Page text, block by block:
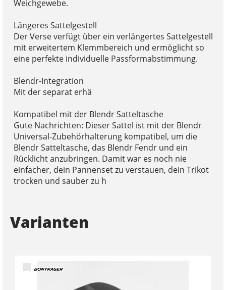
Weichgewebe.
Längeres Sattelgestell
Der Verse verfügt über ein verlängertes Sattelgestell
mit erweitertem Klemmbereich und ermöglicht so
eine perfekte individuelle Passformabstimmung.
Blendr-Integration
Mit der separat erhä
Kompatibel mit der Blendr Satteltasche
Gute Nachrichten: Dieser Sattel ist mit der Blendr
Universal-Zubehörhalterung kompatibel, um die
Blendr Satteltasche, das Blendr Fendr und ein
Rücklicht anzubringen. Damit war es noch nie
einfacher, dein Pannenset zu verstauen, dein Trikot
trocken und sauber zu h
Varianten